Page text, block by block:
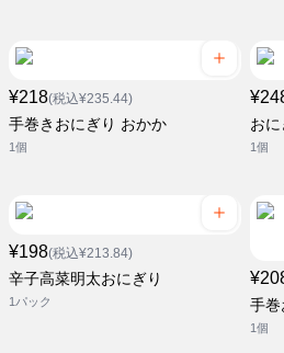
¥218(税込¥235.44)
手巻きおにぎり おかか
1個
お
1個
¥198(税込¥213.84)
辛子高菜明太おにぎり
1パック 手巻
1個